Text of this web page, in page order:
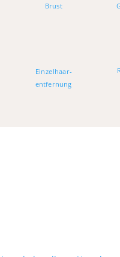
Brust
Einzelhaar-
entfernung